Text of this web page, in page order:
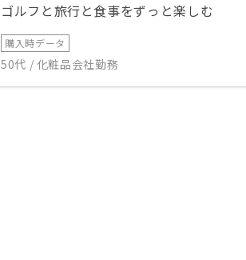
ゴルフと旅行と食事をずっと楽しむ
購入時データ
50代 / 化粧品会社勤務